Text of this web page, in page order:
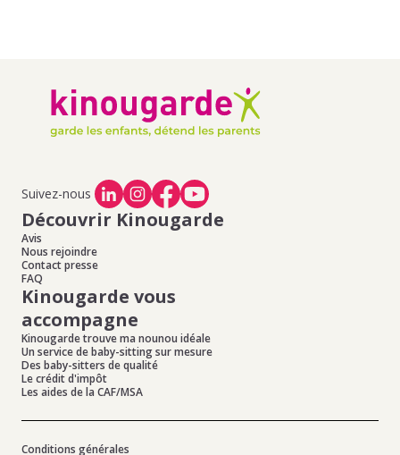
Suivez-nous
Découvrir Kinougarde
Avis
Nous rejoindre
Contact presse
FAQ
Kinougarde vous
accompagne
Kinougarde trouve ma nounou idéale
Un service de baby-sitting sur mesure
Des baby-sitters de qualité
Le crédit d'impôt
Les aides de la CAF/MSA
Conditions générales